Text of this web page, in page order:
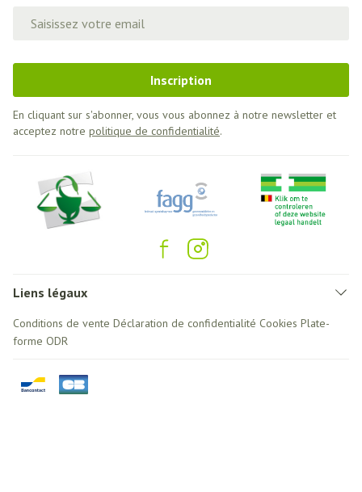
Inscription
En cliquant sur s'abonner, vous vous abonnez à notre newsletter et
acceptez notre politique de confidentialité.
Liens légaux
Conditions de vente Déclaration de confidentialité Cookies Plate-
forme ODR